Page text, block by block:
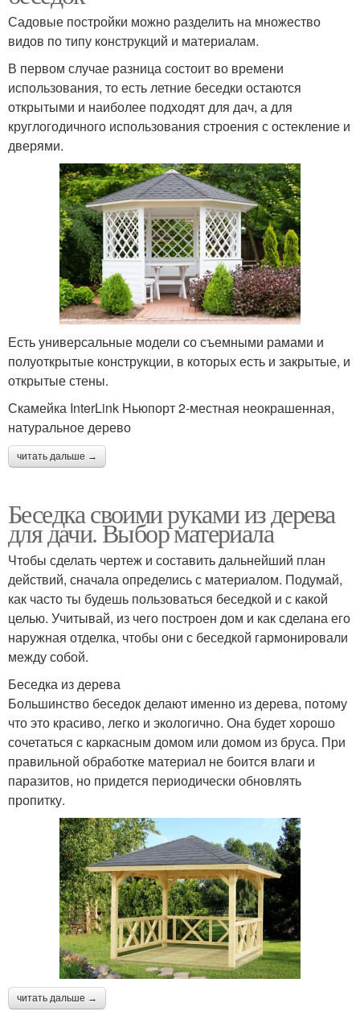
Садовые постройки можно разделить на множество
видов по типу конструкций и материалам.
В первом случае разница состоит во времени
использования, то есть летние беседки остаются
открытыми и наиболее подходят для дач, а для
круглогодичного использования строения с остекление и
дверями.
Есть универсальные модели со съемными рамами и
полуоткрытые конструкции, в которых есть и закрытые, и
открытые стены.
Скамейка InterLink Ньюпорт 2-местная неокрашенная,
натуральное дерево
читать дальше →
Беседка своими руками из дерева
для дачи. Выбор материала
Чтобы сделать чертеж и составить дальнейший план
действий, сначала определись с материалом. Подумай,
как часто ты будешь пользоваться беседкой и с какой
целью. Учитывай, из чего построен дом и как сделана его
наружная отделка, чтобы они с беседкой гармонировали
между собой.
Беседка из дерева
Большинство беседок делают именно из дерева, потому
что это красиво, легко и экологично. Она будет хорошо
сочетаться с каркасным домом или домом из бруса. При
правильной обработке материал не боится влаги и
паразитов, но придется периодически обновлять
пропитку.
читать дальше →